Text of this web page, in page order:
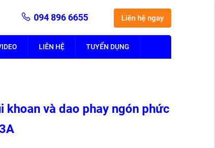
094 896 6655 Liên hệ ngay
LIÊN HỆ TUYỂN DỤNG
khoan và dao phay ngón phức